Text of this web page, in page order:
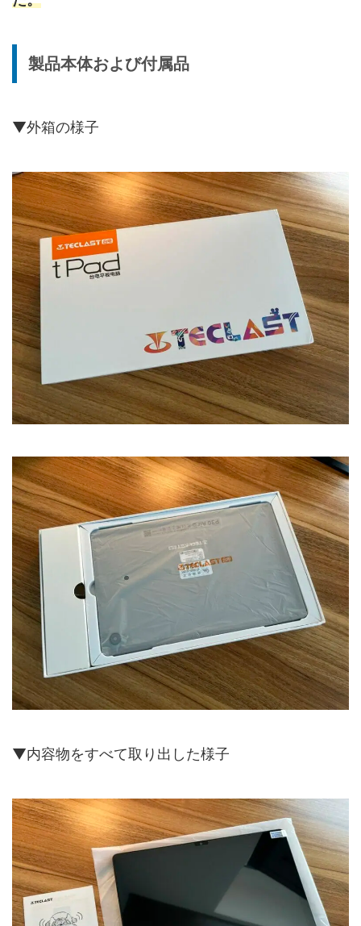
製品本体および付属品
▼外箱の様子
▼内容物をすべて取り出した様子